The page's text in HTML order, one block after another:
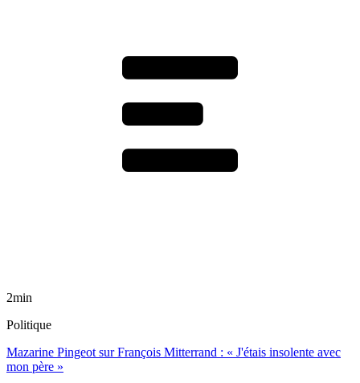
2min
Politique
Mazarine Pingeot sur François Mitterrand : « J'étais insolente avec
mon père »